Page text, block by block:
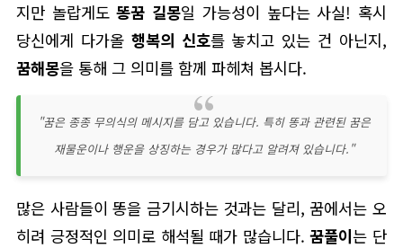
지만 놀랍게도똥꿈 길몽일 가능성이 높다는 사실! 혹시
당신에게 다가올 행복의 신호를 놓치고 있는 건 아닌지,
꿈해몽을 통해 그 의미를 함께 파헤쳐 봅시다.
"꿈은 종종 무의식의 메시지를 담고 있습니다. 특히 똥과 관련된 꿈은
재물운이나 행운을 상징하는 경우가 많다고 알려져 있습니다."
많은 사람들이 똥을 금기시하는 것과는 달리, 꿈에서는 오
히려 긍정적인 의미로 해석될 때가 많습니다.꿈풀이는 단